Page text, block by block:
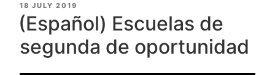
POSTED
ON
18 JULY 2019
(Español) Escuelas de
segunda de oportunidad